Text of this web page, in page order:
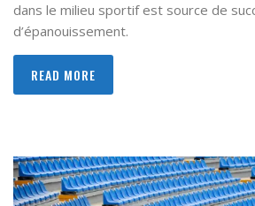
dans le milieu sportif est source de
d’épanouissement.
READ MORE